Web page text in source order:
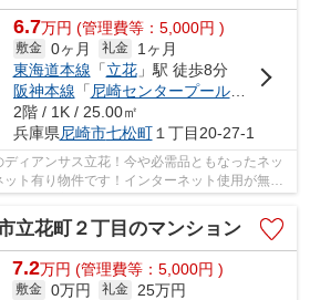
6.7万円 (管理費等：5,000円 )
敷金 0ヶ月 礼金
1ヶ月
東海道本線 「立花」駅 徒歩8分
阪神本線 「 尼崎センタープール前
」駅 徒
2階 / 1K / 25.00㎡
兵庫県尼崎市七松町１丁目20-27-1
ディアンサス立花！今や必需品ともなったネッ
ト有り物件です！インターネット使用が無料
えたい方におすすめ...
立花町２丁目のマンション
7.2万円 (管理費等：5,000円 )
敷金 0万円 礼金
25万円